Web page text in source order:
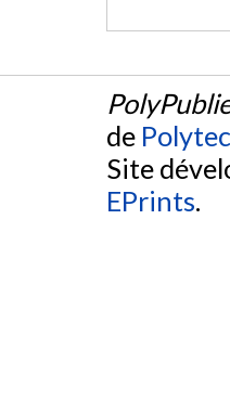
de
Site
EPrints.